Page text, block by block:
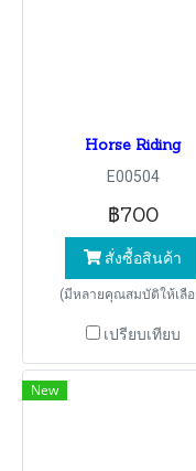
Horse Riding
E00504
฿700
สั่งซื้อสินค้า
(มีหลายคุณสมบัติให้เลือ
เปรียบเทียบ
New